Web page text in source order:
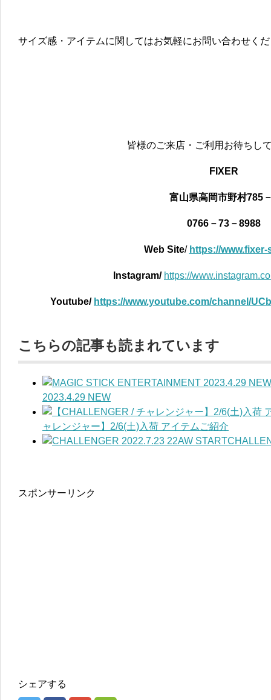
サイズ感・アイテムに関してはお気軽にお問い合わせく
皆様のご来店・ご利用お待ちし
FIXER
富山県高岡市野村785
0766－73－8988
Web Site/ https://www.fixer-
Instagram/ https://
Youtube/ https://www.youtube.com/channel/
こちらの記事も読まれています
2023.4.29 NEW
ャレンジャー】2/6(土)入荷 アイテムご紹介
スポンサーリンク
シェアする